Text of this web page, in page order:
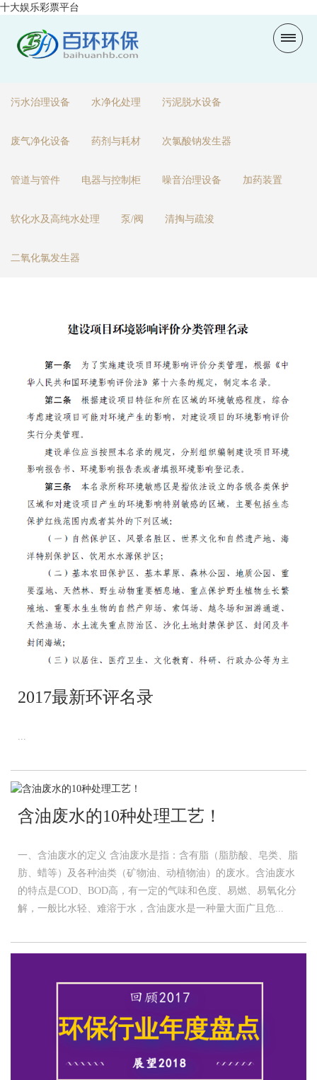
十大娱乐彩票平台
污水治理设备 水净化处理 污泥脱水设备
废气净化设备 药剂与耗材 次氯酸钠发生器
管道与管件 电器与控制柜 噪音治理设备 加药装置
软化水及高纯水处理 泵/阀 清掏与疏浚
二氧化氯发生器
2017最新环评名录
...
含油废水的10种处理工艺！
一、含油废水的定义 含油废水是指：含有脂（脂肪酸、皂类、脂
肪、蜡等）及各种油类（矿物油、动植物油）的废水。含油废水
的特点是COD、BOD高，有一定的气味和色度、易燃、易氧化分
解，一般比水轻、难溶于水，含油废水是一种量大面广且危...